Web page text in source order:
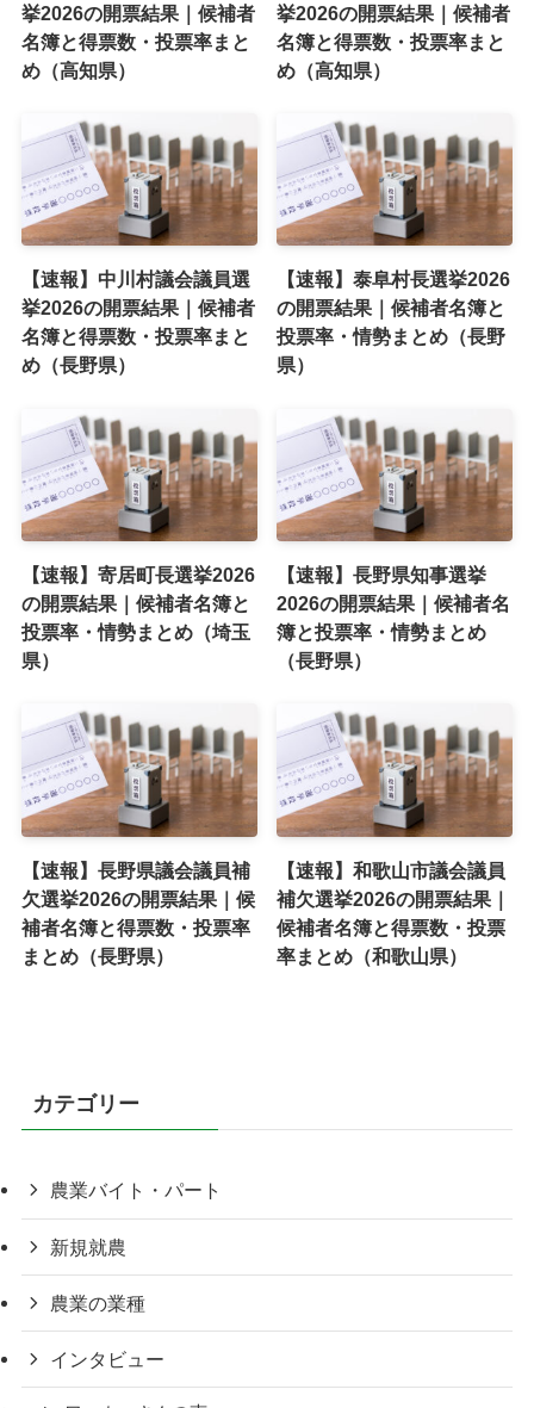
挙2026の開票結果｜候補者
名簿と得票数・投票率まと
め（高知県）
挙2026の開票結果｜候補者
名簿と得票数・投票率まと
め（高知県）
【速報】中川村議会議員選
挙2026の開票結果｜候補者
名簿と得票数・投票率まと
め（長野県）
【速報】泰阜村長選挙2026
の開票結果｜候補者名簿と
投票率・情勢まとめ（長野
県）
【速報】寄居町長選挙2026
の開票結果｜候補者名簿と
投票率・情勢まとめ（埼玉
県）
【速報】長野県知事選挙
2026の開票結果｜候補者名
簿と投票率・情勢まとめ
（長野県）
【速報】長野県議会議員補
欠選挙2026の開票結果｜候
補者名簿と得票数・投票率
まとめ（長野県）
【速報】和歌山市議会議員
補欠選挙2026の開票結果｜
候補者名簿と得票数・投票
率まとめ（和歌山県）
カテゴリー
農業バイト・パート
新規就農
農業の業種
インタビュー